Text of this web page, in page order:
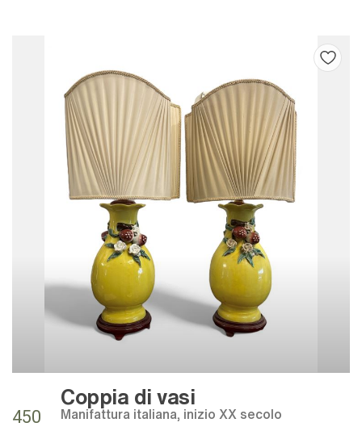
450
Coppia di vasi
Manifattura italiana, inizio XX secolo